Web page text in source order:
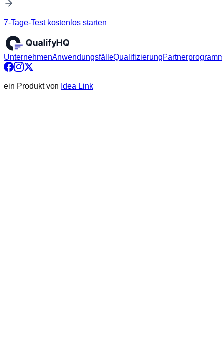
7-Tage-Test kostenlos starten
UnternehmenAnwendungsfälleQualifizierung
ein Produkt von Idea Link